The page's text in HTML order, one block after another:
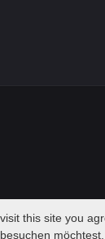
this site you